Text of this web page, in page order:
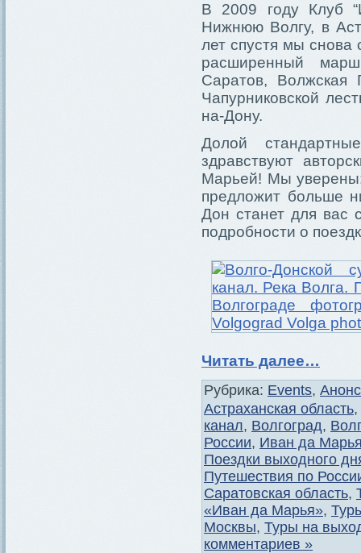
В 2009 году Клуб
Нижнюю Волгу, в
лет спустя мы
расширенный
Саратов, Волжская
Чапурниковской
на-Дону.
Долой
здравствуют
Марьей! Мы
предложит больше
Дон станет для вас
подробности о
Читать далее…
Рубрика: Events,
Астраханская область,
канал, Волгоград,
России, Иван да
Поездки выходного
Путешествия по
Саратовская область,
«Иван да Марья»,
Москвы, Туры на
комментариев »